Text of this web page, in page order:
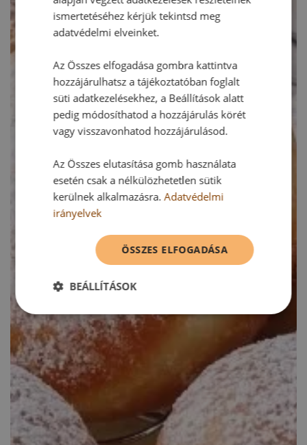
ismertetéséhez kérjük tekintsd meg
adatvédelmi elveinket.
Az Összes elfogadása gombra kattintva
hozzájárulhatsz a tájékoztatóban foglalt
süti adatkezelésekhez, a Beállítások alatt
pedig módosíthatod a hozzájárulás körét
vagy visszavonhatod hozzájárulásod.
Az Összes elutasítása gomb használata
esetén csak a nélkülözhetetlen sütik
kerülnek alkalmazásra.Adatvédelmi
irányelvek
ÖSSZES ELFOGADÁSA
BEÁLLÍTÁSOK